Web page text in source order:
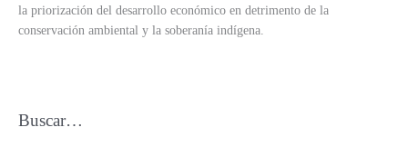
la priorización del desarrollo económico en detrimento de la
conservación ambiental y la soberanía indígena.
Buscar…